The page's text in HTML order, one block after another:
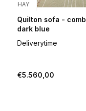
HAY
Quilton sofa -
dark blue
Deliverytime
€5.560,00